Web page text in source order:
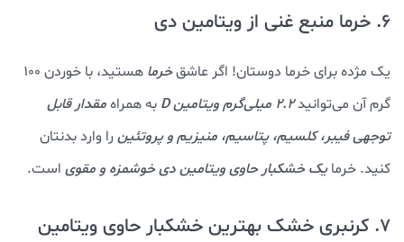
6. خرما منبع غنی از ویتامین دی
یک مژده برای خرما دوستان! اگر عاشقخرما
هستید، با خوردن ۱۰۰
گرم آن می‌توانید۲.۲ میلی‌گرم ویتامین D به همراهمقدار قابل
توجهی فیبر، کلسیم، پتاسیم، منیزیم و پروتئین را وارد بدنتان
کنید. خرمایک خشکبار حاوی ویتامین دی خوشمزه و مقوی است.
7. کرنبری خشک بهترین خشکبار حاوی ویتامین